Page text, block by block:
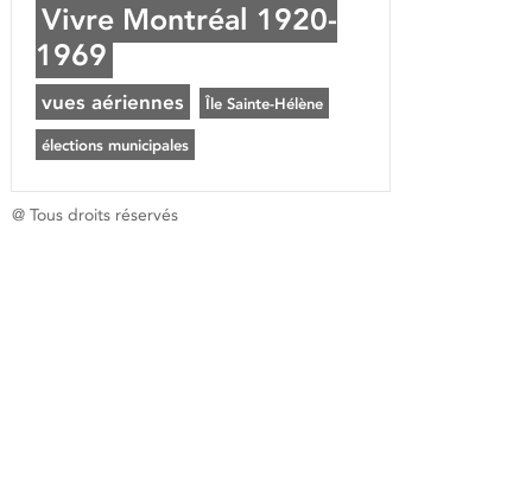
Vivre Montréal 1920-
1969
vues aériennes Île Sainte-Hélène
élections municipales
@ Tous droits réservés